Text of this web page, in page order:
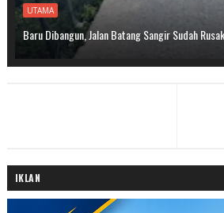
UTAMA
Baru Dibangun, Jalan Batang Sangir Sudah
IKLAN